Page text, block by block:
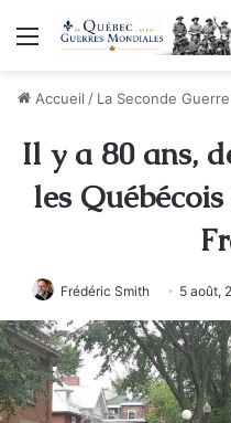
Menu
Accueil / La Seconde
Il y a 80 ans,
les
Frédéric Smith 5 août,